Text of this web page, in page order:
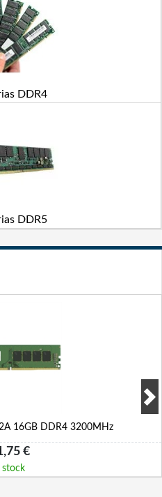
DDR4
DDR5
16GB DDR4 3200MHz
€
stock